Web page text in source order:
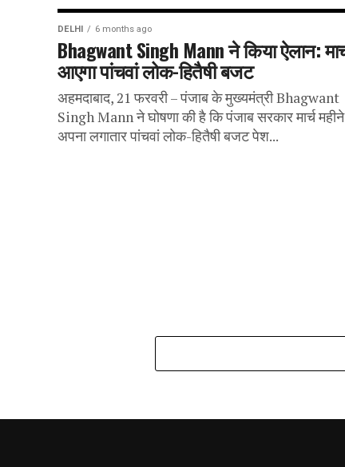
DELHI 6 months ago
Bhagwant Singh Mann ने किया ऐलान:
आएगा पांचवां लोक-हितैषी बजट
अहमदाबाद, 21 फरवरी – पंजाब के मुख्यमंत्री Bhagwant
Singh Mann ने घोषणा की है कि पंजाब सरकार मार्च
अपना लगातार पांचवां लोक-हितैषी बजट पेश...